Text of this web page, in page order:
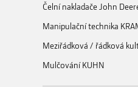
Čelní nakladače John
Manipulační technika
Meziřádková / řádková
Mulčování KUHN